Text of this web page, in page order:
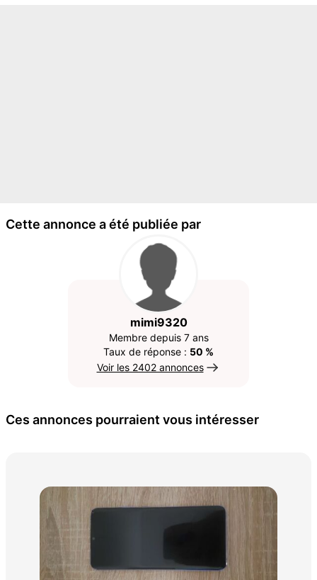
Cette annonce a été publiée par
mimi9320
Membre depuis 7 ans
Taux de réponse : 50 %
Voir les 2402 annonces
Ces annonces pourraient vous intéresser